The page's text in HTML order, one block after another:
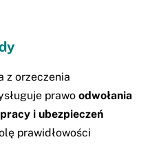
z orzeczenia
prawo odwołania
i ubezpieczeń
prawidłowości